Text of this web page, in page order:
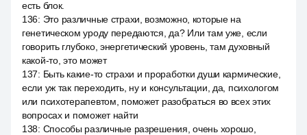
есть блок.
136: Это различные страхи, возможно, которые на
генетическом уроду передаются, да? Или там уже, если
говорить глубоко, энергетический уровень, там духовный
какой-то, это может
137: Быть какие-то страхи и проработки души кармические,
если уж так переходить, ну и консультации, да, психологом
или психотерапевтом, поможет разобраться во всех этих
вопросах и поможет найти
138: Способы различные разрешения, очень хорошо,